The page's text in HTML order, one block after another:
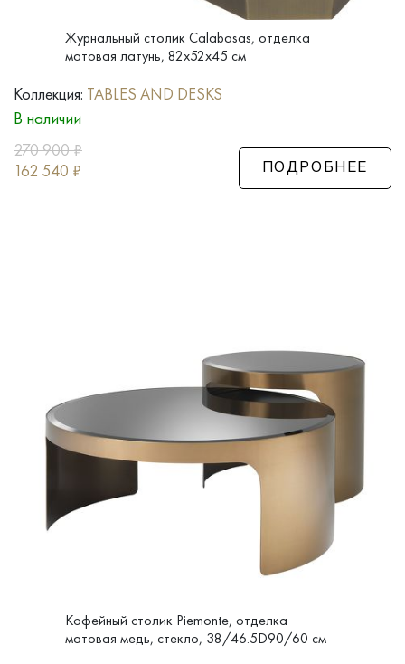
Журнальный столик Calabasas, отделка
матовая латунь, 82x52x45 см
Коллекция: TABLES AND DESKS
В наличии
270 900₽
162 540 ₽ ПОДРОБНЕЕ
Кофейный столик Piemonte, отделка
матовая медь, стекло, 38/46.5D90/60 см